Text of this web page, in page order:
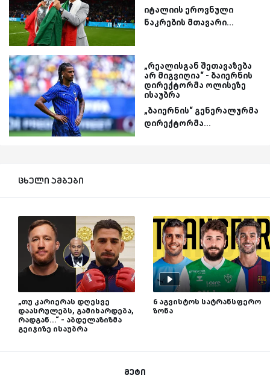
იტალიის ეროვნული
ნაკრების მთავარი...
„რეალისგან შეთავაზება
არ მიგვიღია“ - ბაიერნის
დირექტორმა ოლისეზე
ისაუბრა
„ბაიერნის“ გენერალურმა
დირექტორმა...
ცხელი ამბები
„თუ კარიერას დღესვე
დაასრულებს, გამიხარდება,
რადგან...“ - აბდელაზიზმა
გეიჯიზე ისაუბრა
6 აგვისტოს სატრანსფერო
ზონა
მეტი